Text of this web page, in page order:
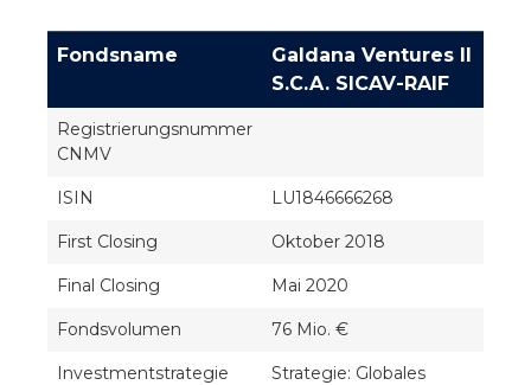
Fondsname
Galdana Ventures II
S.C.A. SICAV-RAIF
Registrierungsnummer
CNMV
ISIN LU1846666268
First Closing Oktober 2018
Final Closing Mai 2020
Fondsvolumen 76 Mio. €
Investmentstrategie
Strategie: Globales